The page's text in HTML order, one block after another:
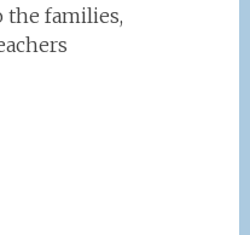
families,